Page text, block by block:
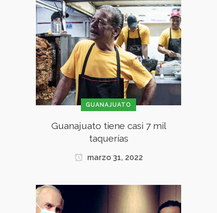
GUANAJUATO
Guanajuato tiene casi 7 mil
taquerías
marzo 31, 2022